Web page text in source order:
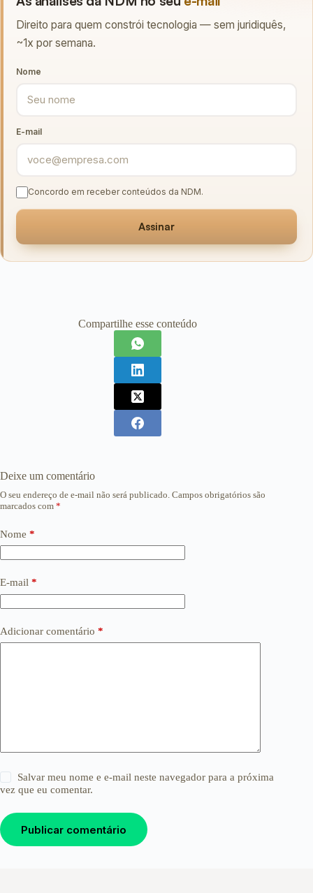
Direito para quem constrói tecnologia — sem juridiquês,
~1x por semana.
Nome
E-mail
Concordo em receber conteúdos da NDM.
Assinar
Compartilhe esse conteúdo
Deixe um comentário
O seu endereço de e-mail não será publicado. Campos obrigatórios são
marcados com *
Nome *
E-mail *
Adicionar comentário *
Salvar meu nome e e-mail neste navegador para a próxima
vez que eu comentar.
Publicar comentário